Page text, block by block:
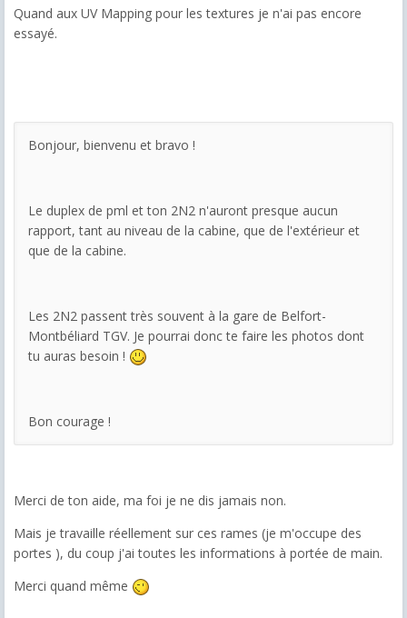
Quand aux UV Mapping pour les textures je n'ai pas encore
essayé.
Bonjour, bienvenu et bravo !
Le duplex de pml et ton 2N2 n'auront presque aucun
rapport, tant au niveau de la cabine, que de l'extérieur et
que de la cabine.
Les 2N2 passent très souvent à la gare de Belfort-
Montbéliard TGV. Je pourrai donc te faire les photos dont
tu auras besoin !
Bon courage !
Merci de ton aide, ma foi je ne dis jamais non.
Mais je travaille réellement sur ces rames (je m'occupe des
portes ), du coup j'ai toutes les informations à portée de main.
Merci quand même